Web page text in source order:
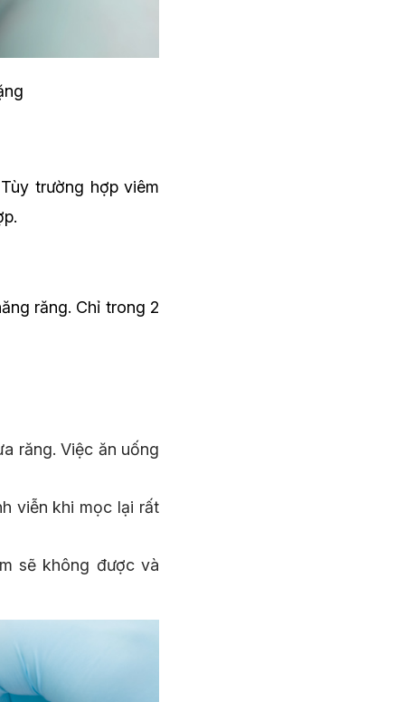
trường hợp viêm
răng. Chỉ trong 2
răng. Việc ăn uống
viễn khi mọc lại rất
sẽ không được và